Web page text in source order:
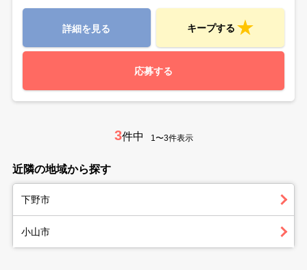
詳細を見る キープする
応募する
3件中 1〜3件表示
近隣の地域から探す
下野市
小山市